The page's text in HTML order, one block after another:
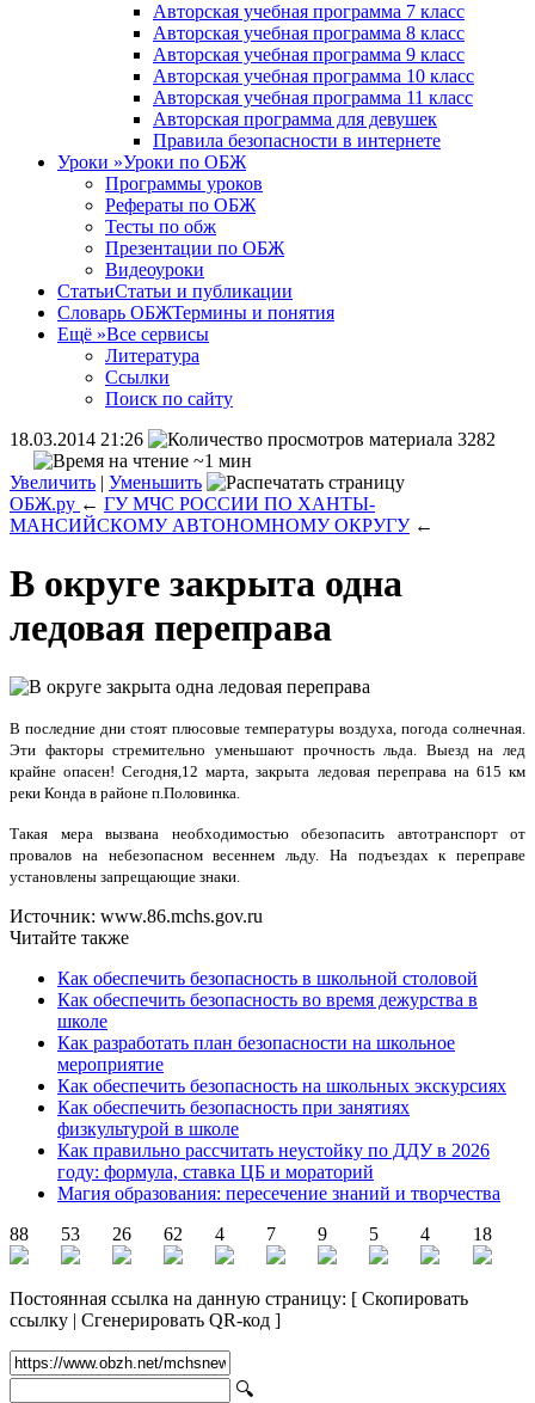
Авторская учебная программа 7 класс
Авторская учебная программа 8 класс
Авторская учебная программа 9 класс
Авторская учебная программа 10 класс
Авторская учебная программа 11 класс
Авторская программа для девушек
Правила безопасности в интернете
Уроки »Уроки по ОБЖ
Программы уроков
Рефераты по ОБЖ
Тесты по обж
Презентации по ОБЖ
Видеоуроки
СтатьиСтатьи и публикации
Словарь ОБЖТермины и понятия
Ещё »Все сервисы
Литература
Ссылки
Поиск по сайту
18.03.2014 21:26
3282
~1 мин
Увеличить | Уменьшить
ОБЖ.ру ← ГУ МЧС РОССИИ ПО ХАНТЫ-
МАНСИЙСКОМУ АВТОНОМНОМУ ОКРУГУ←
В округе закрыта одна
ледовая переправа
В последние дни стоят плюсовые температуры воздуха, погода солнечная.
Эти факторы стремительно уменьшают прочность льда. Выезд на лед
крайне опасен! Сегодня,12 марта, закрыта ледовая переправа на 615 км
реки Конда в районе п.Половинка.
Такая мера вызвана необходимостью обезопасить автотранспорт от
провалов на небезопасном весеннем льду. На подъездах к переправе
установлены запрещающие знаки.
Источник: www.86.mchs.gov.ru
Читайте также
Как обеспечить безопасность в школьной столовой
Как обеспечить безопасность во время дежурства в
школе
Как разработать план безопасности на школьное
мероприятие
Как обеспечить безопасность на школьных экскурсиях
Как обеспечить безопасность при занятиях
физкультурой в школе
Как правильно рассчитать неустойку по ДДУ в 2026
году: формула, ставка ЦБ и мораторий
Магия образования: пересечение знаний и творчества
88
53 26 62 4 7 9 5 4 18
Постоянная ссылка на данную страницу: [ Скопировать
ссылку | Сгенерировать QR-код ]
🔍